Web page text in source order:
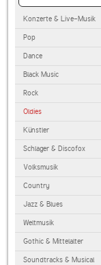
Konzerte & Live-Musik
Pop
Dance
Black Music
Rock
Oldies
Künstler
Schlager & Discofox
Volksmusik
Country
Jazz & Blues
Weltmusik
Gothic & Mittelalter
Soundtracks & Musical